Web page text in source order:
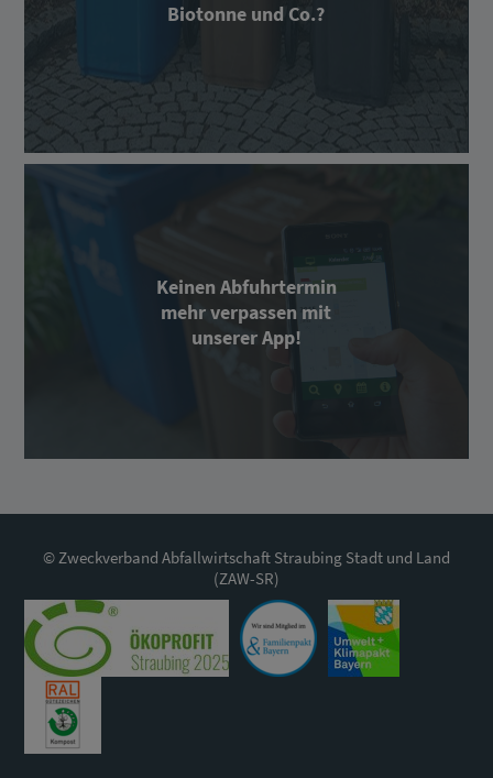
Biotonne und Co.?
Keinen Abfuhrtermin
mehr verpassen mit
unserer App!
© Zweckverband Abfallwirtschaft Straubing Stadt und Land
(ZAW-SR)